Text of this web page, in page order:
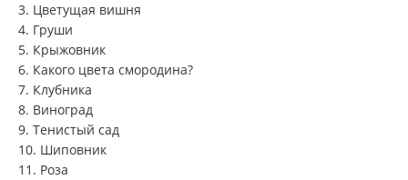
3. Цветущая вишня
4. Груши
5. Крыжовник
6. Какого цвета смородина?
7. Клубника
8. Виноград
9. Тенистый сад
10. Шиповник
11. Роза